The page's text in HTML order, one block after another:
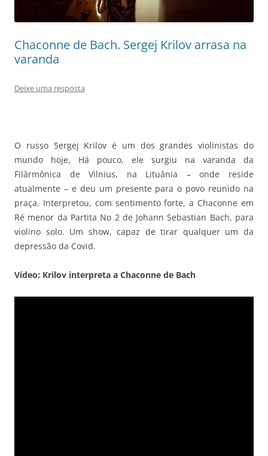
Chaconne de Bach. Sergej Krilov arrasa na
varanda
Deixe uma resposta
O russo Sergej Krilov é um dos grandes violinistas do
mundo hoje, Há pouco, ele surgiu na varanda da
Filârmônica de Vilnius, na Lituânia – onde reside
atualmente – e deu um presente para o povo reunido na
praça. Interpretou, com sentimento forte, a Chaconne em
Ré menor da Partita No 2 de Johann Sebastian Bach, para
violino solo. Um show, capaz de tirar qualquer um da
depressão da Covid.
Vídeo: Krilov interpreta a Chaconne de Bach